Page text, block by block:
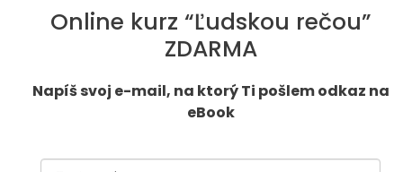
Online kurz “Ľudskou rečou”
ZDARMA
Napíš svoj e-mail, na ktorý Ti pošlem odkaz na
eBook